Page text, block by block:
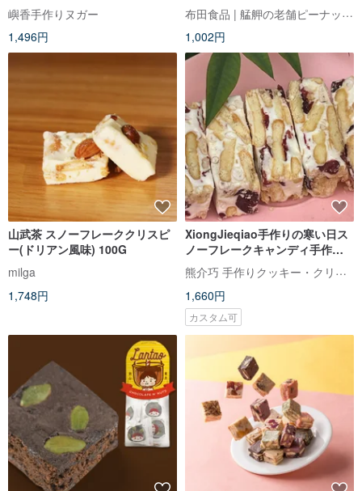
嶼香手作りヌガー
1,496円
布田食品 | 艋舺の老舗ピーナッツ菓子
1,002円
山武茶 スノーフレーククリスピ
ー(ドリアン風味) 100G
milga
1,748円
XiongJieqiao手作りの寒い日ス
ノーフレークキャンディ手作り
スノーフレークキャンディ台中
のお土産は有名なクランベリー
スノーフレークケーキをお勧め
します
熊介巧 手作りクッキー・クリーム入りエッグロール｜台中土産
1,660円
カスタム可